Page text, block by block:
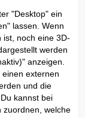
"Desktop" ein
lassen. Wenn
ist, noch eine 3D-
werden
anzeigen.
externen
und die
kannst bei
zuordnen, welche